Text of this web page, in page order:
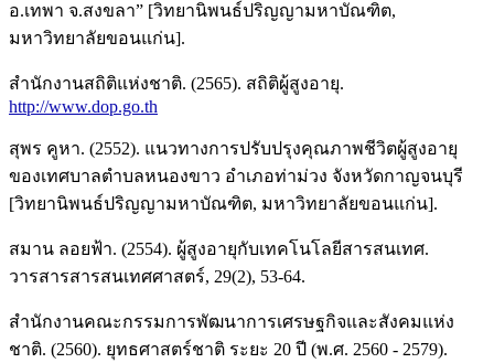
อ.เทพา จ.สงขลา” [วิทยานิพนธ์ปริญญามหาบัณฑิต,
มหาวิทยาลัยขอนแก่น].
สำนักงานสถิติแห่งชาติ. (2565). สถิติผู้สูงอายุ.
http://www.dop.go.th
สุพร คูหา. (2552). แนวทางการปรับปรุงคุณภาพชีวิตผู้สูงอายุ
ของเทศบาลตำบลหนองขาว อำเภอท่าม่วง จังหวัดกาญจนบุรี
[วิทยานิพนธ์ปริญญามหาบัณฑิต, มหาวิทยาลัยขอนแก่น].
สมาน ลอยฟ้า. (2554). ผู้สูงอายุกับเทคโนโลยีสารสนเทศ.
วารสารสารสนเทศศาสตร์, 29(2), 53-64.
สำนักงานคณะกรรมการพัฒนาการเศรษฐกิจและสังคมแห่ง
ชาติ. (2560). ยุทธศาสตร์ชาติ ระยะ 20 ปี (พ.ศ. 2560 - 2579).